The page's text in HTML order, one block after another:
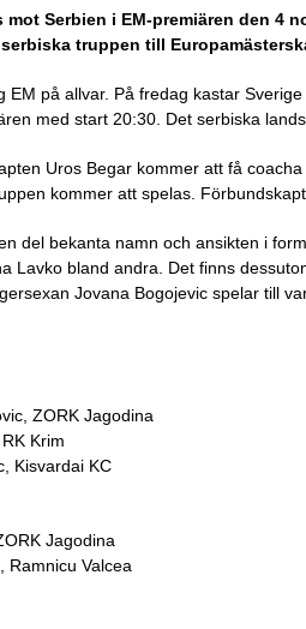
mot Serbien i EM-premiären den 4
truppen till
EM på allvar. På fredag kastar
med start 20:30. Det serbiska
Uros Begar kommer att få
kommer att spelas.
del bekanta namn och ansikten i
Lavko bland andra. Det finns
Jovana Bogojevic spelar till
ZORK Jagodina
Krim
Kisvardai KC
Jagodina
Ramnicu Valcea